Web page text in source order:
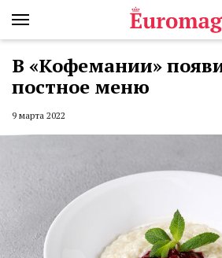
В «Кофемании»
постное меню
9 марта 2022